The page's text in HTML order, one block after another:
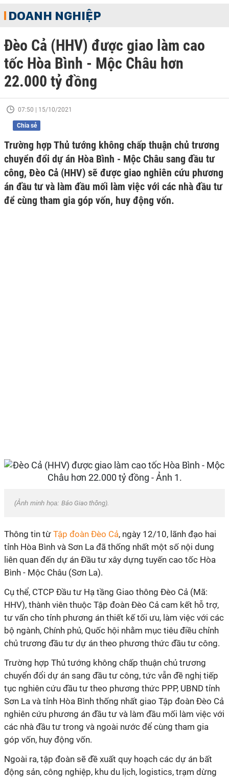
DOANH NGHIỆP
Đèo Cả (HHV) được giao làm cao
tốc Hòa Bình - Mộc Châu hơn
22.000 tỷ đồng
07:50 | 15/10/2021
Chia sẻ
Trường hợp Thủ tướng không chấp thuận chủ trương
chuyển đổi dự án Hòa Bình - Mộc Châu sang đầu tư
công, Đèo Cả (HHV) sẽ được giao nghiên cứu phương
án đầu tư và làm đầu mối làm việc với các nhà đầu tư
để cùng tham gia góp vốn, huy động vốn.
(Ảnh minh họa: Báo Giao thông).
Thông tin từ Tập đoàn Đèo Cả, ngày 12/10, lãnh đạo hai
tỉnh Hòa Bình và Sơn La đã thống nhất một số nội dung
liên quan đến dự án Đầu tư xây dựng tuyến cao tốc Hòa
Bình - Mộc Châu (Sơn La).
Cụ thể, CTCP Đầu tư Hạ tầng Giao thông Đèo Cả (Mã:
HHV), thành viên thuộc Tập đoàn Đèo Cả cam kết hỗ trợ,
tư vấn cho tỉnh phương án thiết kế tối ưu, làm việc với các
bộ ngành, Chính phủ, Quốc hội nhằm mục tiêu điều chỉnh
chủ trương đầu tư dự án theo phương thức đầu tư công.
Trường hợp Thủ tướng không chấp thuận chủ trương
chuyển đổi dự án sang đầu tư công, tức vẫn đề nghị tiếp
tục nghiên cứu đầu tư theo phương thức PPP, UBND tỉnh
Sơn La và tỉnh Hòa Bình thống nhất giao Tập đoàn Đèo Cả
nghiên cứu phương án đầu tư và làm đầu mối làm việc với
các nhà đầu tư trong và ngoài nước để cùng tham gia
góp vốn, huy động vốn.
Ngoài ra, tập đoàn sẽ đề xuất quy hoạch các dự án bất
động sản, công nghiệp, khu du lịch, logistics, trạm dừng